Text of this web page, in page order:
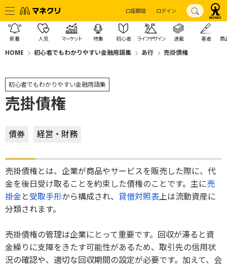
口座開設 ログイン
新着 人気 マーケット 特集 初心者 ライフデザイン 連載 著者 商
HOME 初心者でもわかりやすい金融用語集 あ行 売掛債権
初心者でもわかりやすい金融用語集
売掛債権
債券 経営・財務
売掛債権とは、企業が商品やサービスを販売した際に、代
金を後日受け取ることを約束した債権のことです。主に売
掛金と受取手形から構成され、 貸借対照表上は流動資産に
分類されます。
売掛債権の管理は企業にとって重要です。回収が滞ると資
金繰りに支障をきたす可能性があるため、取引先の信用状
況の確認や、適切な回収期間の設定が必要です。加えて、会